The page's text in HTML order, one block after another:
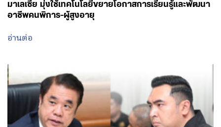
มาเลเซีย มุ่งใช้เทคโนโลยีขยายโอกาสการเรียนรู้และพัฒนา
อาชีพคนพิการ-ผู้สูงอายุ
อ่านต่อ